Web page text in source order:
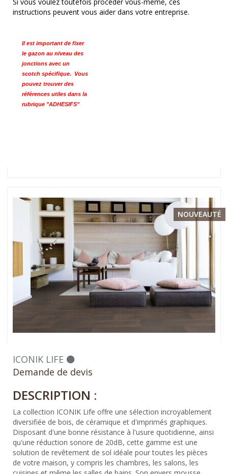
instructions peuvent vous aider dans votre entreprise.
Il est important de fixer
le gazon au niveau des
jonctions avec un
scotch spécifique. Vous
pouvez trouver des
références utiles dans la
rubrique "ADHESIFS"
NOUVEAUTÉ
ICONIK LIFE ⚫
Demande de devis
DESCRIPTION :
La collection ICONIK Life offre une sélection incroyablement
diversifiée de bois, de céramique et d'imprimés graphiques.
Disposant d'une bonne résistance à l'usure quotidienne, ainsi
qu'une réduction sonore de 20dB, cette gamme est une
solution de revêtement de sol idéale pour toutes les pièces
de votre maison, y compris les chambres, les salons, les